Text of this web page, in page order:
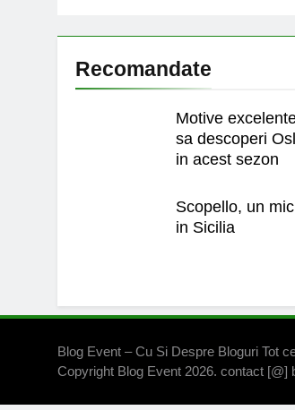
Recomandate
Motive
sa descoperi
in acest sezon
Scopello, un
in Sicilia
Blog Event – Cu Si Despre Bloguri Tot
Copyright Blog Event 2026. contact [@]